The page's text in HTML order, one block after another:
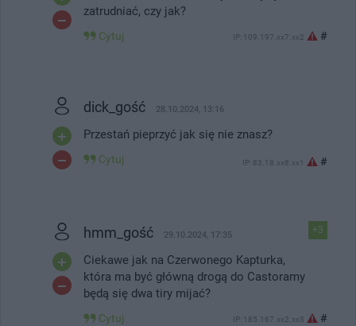
zatrudniać, czy jak?
Cytuj IP: 109.197.xx7.xx2 #
dick_gość 28.10.2024, 13:16
Przestań pieprzyć jak się nie znasz?
Cytuj IP: 83.18.xx8.xx1 #
+3
hmm_gość 29.10.2024, 17:35
Ciekawe jak na Czerwonego Kapturka,
która ma być główną drogą do Castoramy
będą się dwa tiry mijać?
Cytuj IP: 185.167.xx2.xx3 #